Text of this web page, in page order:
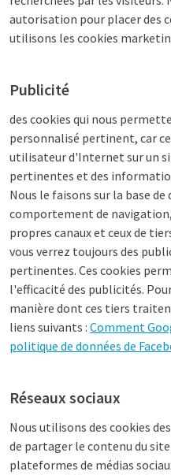
autorisation pour placer des
utilisons les cookies
Publicité
des cookies qui nous
personnalisé pertinent, car
utilisateur d'Internet sur un
pertinentes et des
Nous le faisons sur la base
comportement de
propres canaux et ceux de
vous verrez toujours des
pertinentes. Ces cookies
l'efficacité des publicités.
manière dont ces tiers
liens suivants : Comment
politique de données de
Réseaux sociaux
Nous utilisons des cookies
de partager le contenu du site
plateformes de médias